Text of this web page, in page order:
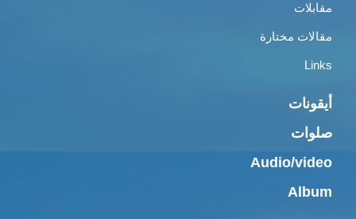
مقابلات
مقالات مختارة
Links
أيقونات
صلوات
Audio/video
Album